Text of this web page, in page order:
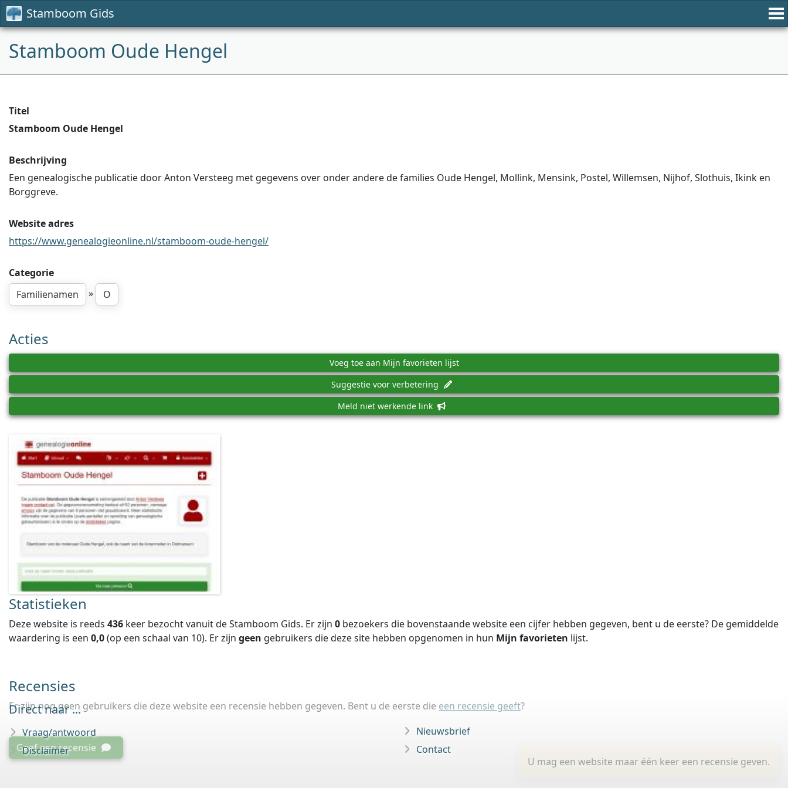
Stamboom Gids
Stamboom Oude Hengel
Titel
Stamboom Oude Hengel
Beschrijving
Een genealogische publicatie door Anton Versteeg met gegevens over onder andere de families Oude Hengel, Mollink, Mensink, Postel, Willemsen, Nijhof, Slothuis, Ikink en
Borggreve.
Website adres
https://www.genealogieonline.nl/stamboom-oude-hengel/
Categorie
Familienamen
» O
Acties
Voeg toe aan Mijn favorieten lijst
Suggestie voor verbetering
Meld niet werkende link
Statistieken
Deze website is reeds 436 keer bezocht vanuit de Stamboom Gids. Er zijn 0 bezoekers die bovenstaande website een cijfer hebben gegeven, bent u de eerste? De gemiddelde
waardering is een 0,0(op een schaal van 10). Er zijn geen gebruikers die deze site hebben opgenomen in hun Mijn favorieten lijst.
Recensies
Er zijn nog geen gebruikers die deze website een recensie hebben gegeven. Bent u de eerste die een recensie geeft?
U mag een website maar één keer een recensie geven.
Geef een recensie
Direct naar ...
Vraag/antwoord
Disclaimer
Nieuwsbrief
Contact